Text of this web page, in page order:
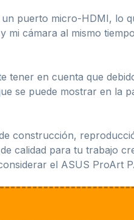
puerto micro-HDMI, lo
mi cámara al mismo
tener en cuenta que
se puede mostrar en la
construcción,
calidad para tu trabajo
el ASUS ProArt